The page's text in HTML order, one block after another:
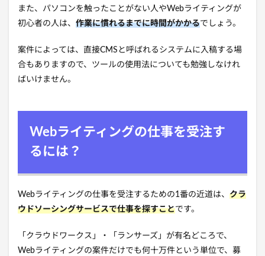
また、パソコンを触ったことがない人やWebライティングが
初心者の人は、 作業に慣れるまでに時間がかかるでしょう。
案件によっては、直接CMSと呼ばれるシステムに入稿する場
合もありますので、ツールの使用法についても勉強しなけれ
ばいけません。
Webライティングの仕事を受注す
るには？
Webライティングの仕事を受注するための1番の近道は、 クラ
ウドソーシングサービスで仕事を探すことです。
「クラウドワークス」・「ランサーズ」が有名どころで、
Webライティングの案件だけでも何十万件という単位で、募